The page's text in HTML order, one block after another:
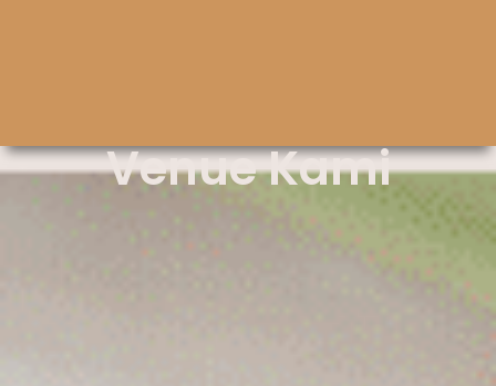
Venue Kami